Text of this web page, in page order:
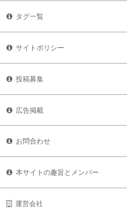
タグ一覧
サイトポリシー
投稿募集
広告掲載
お問合わせ
本サイトの趣旨とメンバー
運営会社